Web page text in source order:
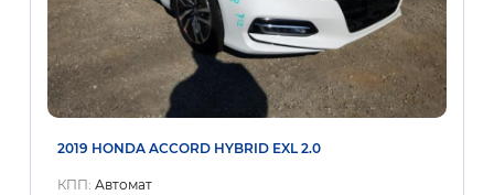
2019 HONDA ACCORD HYBRID EXL 2.0
КПП: Автомат